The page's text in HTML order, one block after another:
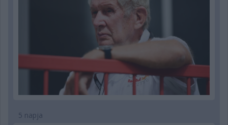
5 napja